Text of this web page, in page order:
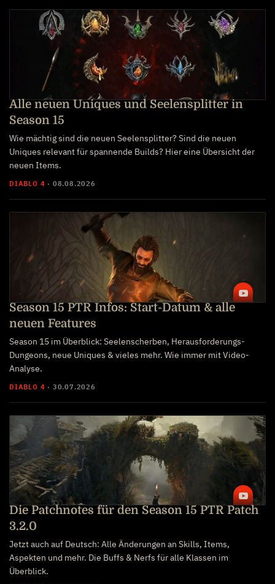
Alle neuen Uniques und Seelensplitter in
Season 15
Wie mächtig sind die neuen Seelensplitter? Sind die neuen
Uniques relevant für spannende Builds? Hier eine Übersicht der
neuen Items.
DIABLO 4 · 08.08.2026
Season 15 PTR Infos: Start-Datum & alle
neuen Features
Season 15 im Überblick: Seelenscherben, Herausforderungs-
Dungeons, neue Uniques & vieles mehr. Wie immer mit Video-
Analyse.
DIABLO 4 · 30.07.2026
Die Patchnotes für den Season 15 PTR Patch
3.2.0
Jetzt auch auf Deutsch: Alle Änderungen an Skills, Items,
Aspekten und mehr. Die Buffs & Nerfs für alle Klassen im
Überblick.